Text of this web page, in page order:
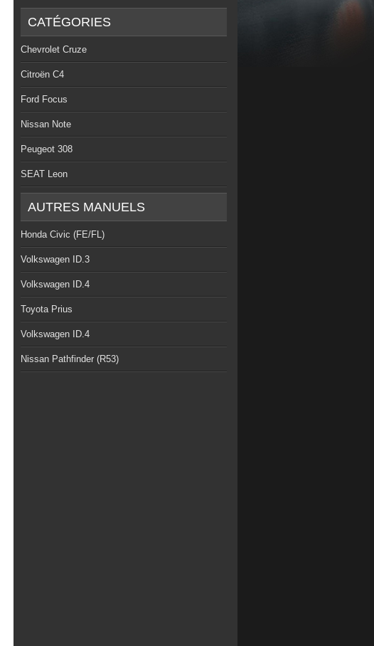
CATÉGORIES
Chevrolet Cruze
Citroën C4
Ford Focus
Nissan Note
Peugeot 308
SEAT Leon
AUTRES MANUELS
Honda Civic (FE/FL)
Volkswagen ID.3
Volkswagen ID.4
Toyota Prius
Volkswagen ID.4
Nissan Pathfinder (R53)